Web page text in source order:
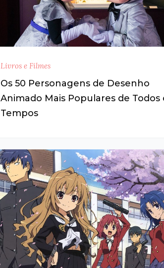
Livros e Filmes
Os 50 Personagens de Desenho
Animado Mais Populares de Todos
Tempos